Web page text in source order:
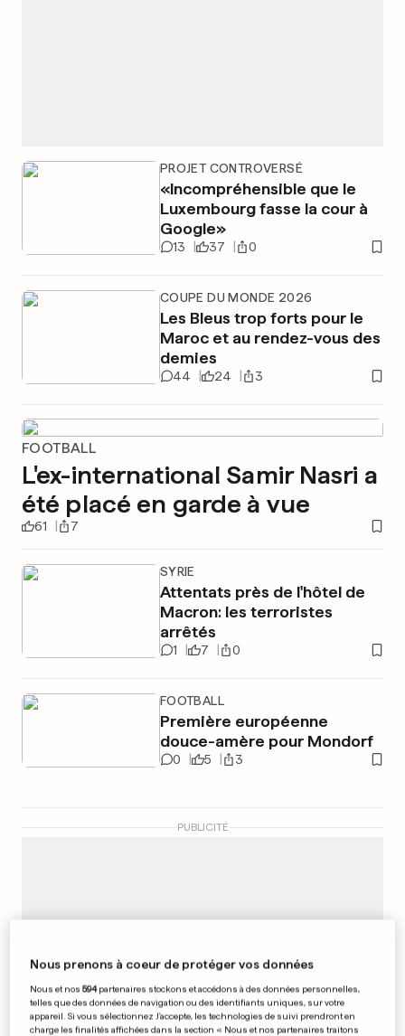
PROJET CONTROVERSÉ
«Incompréhensible que le
Luxembourg fasse la cour à
Google»
13 37 0
COUPE DU MONDE 2026
Les Bleus trop forts pour le
Maroc et au rendez-vous des
demies
44 24 3
FOOTBALL
L'ex-international Samir Nasri a
été placé en garde à vue
61 7
SYRIE
Attentats près de l'hôtel de
Macron: les terroristes
arrêtés
1 7 0
FOOTBALL
Première européenne
douce-amère pour Mondorf
0 5 3
PUBLICITÉ
Nous prenons à coeur de protéger vos données
Nous et nos594partenaires stockons et accédons à des données personnelles,
telles que des données de navigation ou des identifiants uniques, sur votre
appareil. Si vous sélectionnez J'accepte, les technologies de suivi prendront en
charge les finalités affichées dans la section « Nous et nos partenaires traitons